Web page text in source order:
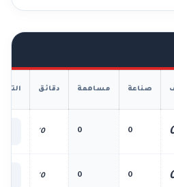
صناعة مساهمة دقائق
0
0
0'
0
0
0'